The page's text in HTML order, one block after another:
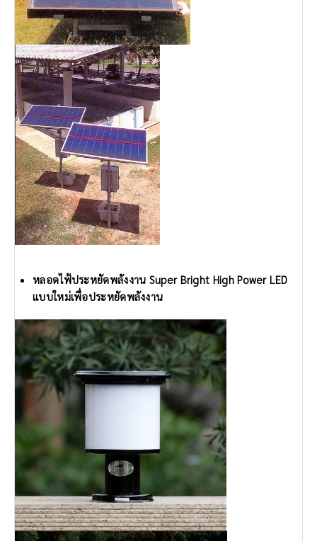
หลอดไฟ้ประหยัดพลังงาน Super Bright High Power LED
แบบใหม่เพื่อประหยัดพลังงาน